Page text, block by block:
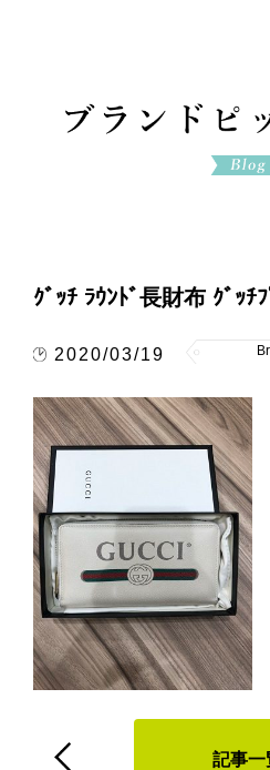
ｸﾞｯﾁ ﾗｳﾝﾄﾞ長財布 ｸﾞｯﾁ
2020/03/19
記事一